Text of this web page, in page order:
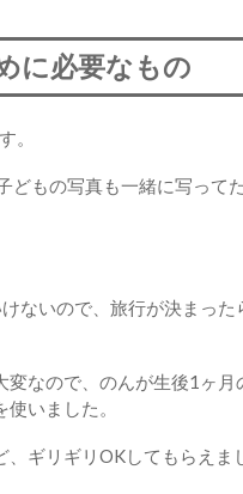
に必要なもの
。
どもの写真も一緒に写って
ないので、旅行が決まった
変なので、のんが生後1ヶ月
いました。
、ギリギリOKしてもらえま